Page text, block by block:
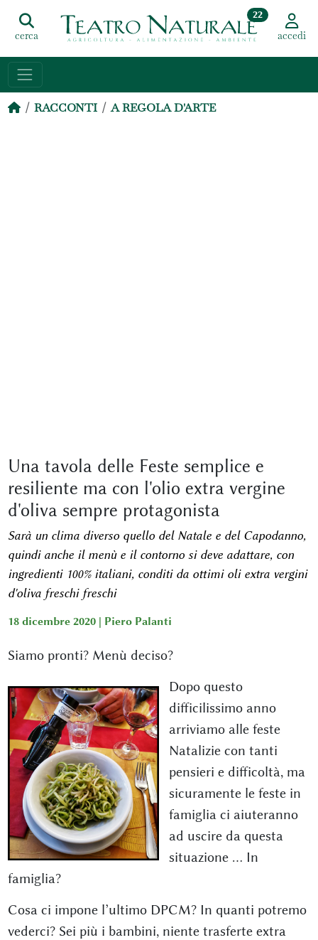
cerca
22
accedi
RACCONTI A REGOLA D'ARTE
Una tavola delle Feste semplice e
resiliente ma con l'olio extra vergine
d'oliva sempre protagonista
Sarà un clima diverso quello del Natale e del Capodanno,
quindi anche il menù e il contorno si deve adattare, con
ingredienti 100% italiani, conditi da ottimi oli extra vergini
d'oliva freschi freschi
18 dicembre 2020 | Piero Palanti
Siamo pronti? Menù deciso?
Dopo questo
difficilissimo anno
arriviamo alle feste
Natalizie con tanti
pensieri e difficoltà, ma
sicuramente le feste in
famiglia ci aiuteranno
ad uscire da questa
situazione … In
famiglia?
Cosa ci impone l’ultimo DPCM? In quanti potremo
vederci? Sei più i bambini, niente trasferte extra